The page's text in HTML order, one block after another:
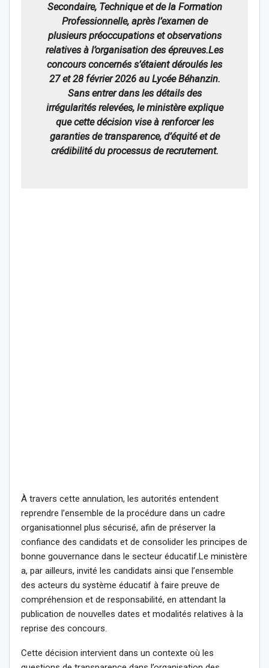
Secondaire, Technique et de la Formation
Professionnelle, après l’examen de
plusieurs préoccupations et observations
relatives à l’organisation des épreuves.Les
concours concernés s’étaient déroulés les
27 et 28 février 2026 au Lycée Béhanzin.
Sans entrer dans les détails des
irrégularités relevées, le ministère explique
que cette décision vise à renforcer les
garanties de transparence, d’équité et de
crédibilité du processus de recrutement.
À travers cette annulation, les autorités entendent
reprendre l’ensemble de la procédure dans un cadre
organisationnel plus sécurisé, afin de préserver la
confiance des candidats et de consolider les principes de
bonne gouvernance dans le secteur éducatif.Le ministère
a, par ailleurs, invité les candidats ainsi que l’ensemble
des acteurs du système éducatif à faire preuve de
compréhension et de responsabilité, en attendant la
publication de nouvelles dates et modalités relatives à la
reprise des concours.
Cette décision intervient dans un contexte où les